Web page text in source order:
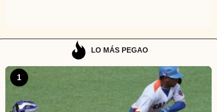
LO MÁS PEGAO
1